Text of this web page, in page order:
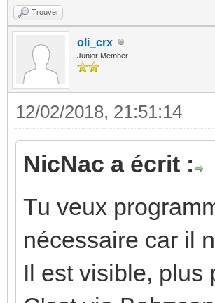
Trouver
oli_crx
Junior Member
12/02/2018, 21:51:14
NicNac a écrit :
Tu veux
nécessaire car il
Il est visible, plus